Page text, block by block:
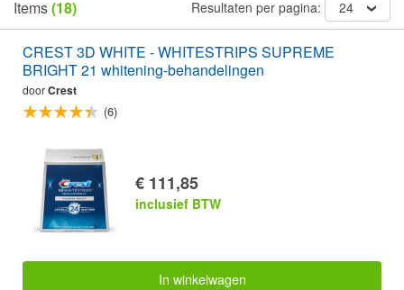
Items(18) Resultaten per pagina: 24
CREST 3D WHITE - WHITESTRIPS SUPREME
BRIGHT 21 whitening-behandelingen
doorCrest
(6)
€ 111,85
inclusief BTW
In winkelwagen